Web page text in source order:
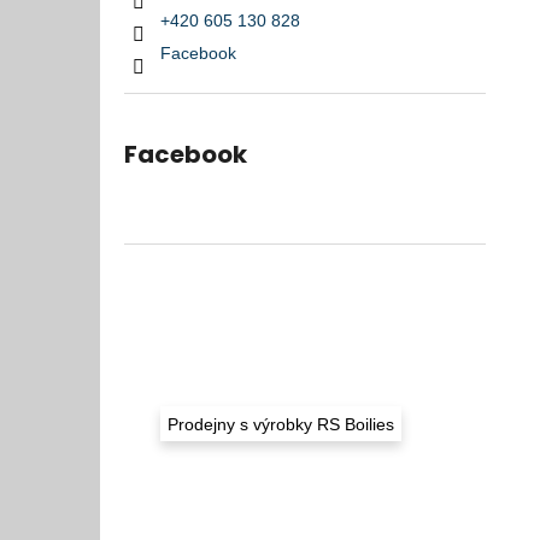
+420 605 130 828
Facebook
Facebook
Prodejny s výrobky RS Boilies
95 Kč
Původně: